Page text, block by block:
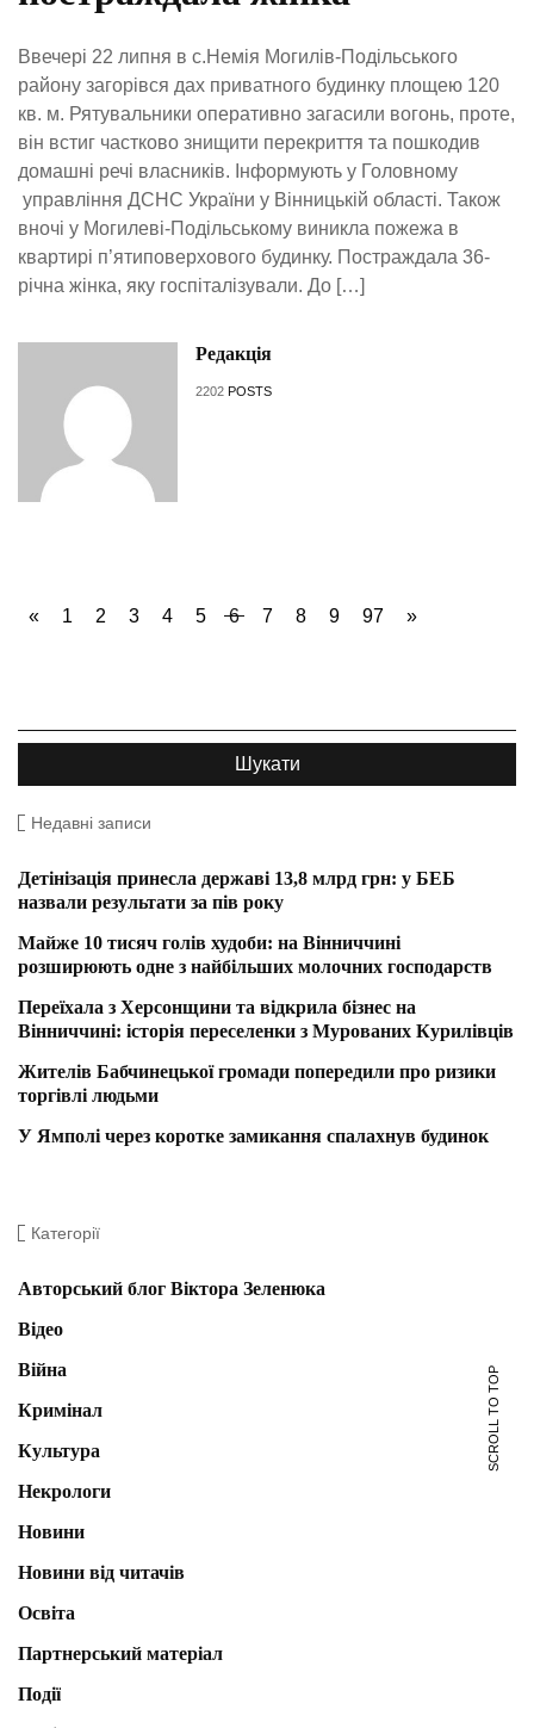
Ввечері 22 липня в с.Немія Могилів-Подільського
району загорівся дах приватного будинку площею 120
кв. м. Рятувальники оперативно загасили вогонь, проте,
він встиг частково знищити перекриття та пошкодив
домашні речі власників. Інформують у Головному
управління ДСНС України у Вінницькій області. Також
вночі у Могилеві-Подільському виникла пожежа в
квартирі п’ятиповерхового будинку. Постраждала 36-
річна жінка, яку госпіталізували. До […]
Редакція
2202 POSTS
« 1 2 3 4 5 6 7 8 9 97 »
Недавні записи
Детінізація принесла державі 13,8 млрд грн: у БЕБ
назвали результати за пів року
Майже 10 тисяч голів худоби: на Вінниччині
розширюють одне з найбільших молочних господарств
Переїхала з Херсонщини та відкрила бізнес на
Вінниччині: історія переселенки з Мурованих Курилівців
Жителів Бабчинецької громади попередили про ризики
торгівлі людьми
У Ямполі через коротке замикання спалахнув будинок
Категорії
Авторський блог Віктора Зеленюка
Відео
Війна
Кримінал
Культура
Некрологи
Новини
Новини від читачів
Освіта
Партнерський матеріал
Події
SCROLL TO TOP